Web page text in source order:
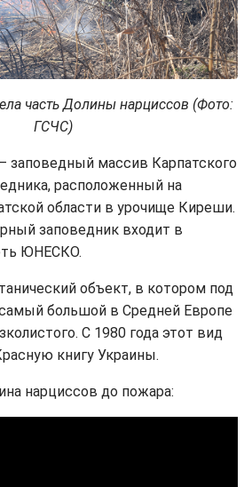
часть Долины нарциссов (Фото:
ГСЧС)
заповедный массив Карпатского
расположенный на
области в урочище Киреши.
заповедник входит в
ЮНЕСКО.
объект, в котором под
самый большой в Средней Европе
С 1980 года этот вид
книгу Украины.
нарциссов до пожара: